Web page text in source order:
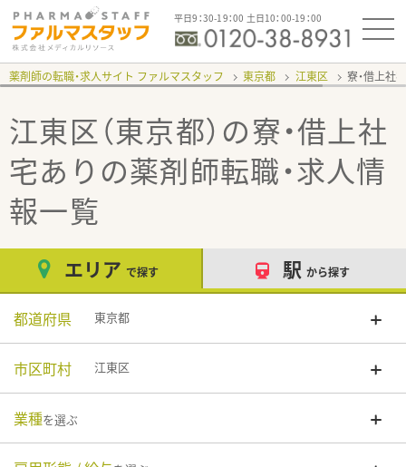
平日9：30-19：00 土日10：00-19：00
薬剤師の転職・求人サイト ファルマスタッフ 東京都 江東区 寮・借上社
江東区（東京都）の寮・借上社
宅あり の薬剤師転職・求人情
報一覧
エリア で探す 駅 から探す
都道府県 東京都
市区町村 江東区
業種を選ぶ